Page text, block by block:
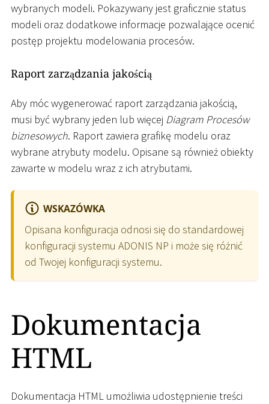
wybranych modeli. Pokazywany jest graficznie status
modeli oraz dodatkowe informacje pozwalające ocenić
postęp projektu modelowania procesów.
Raport zarządzania jakością
Aby móc wygenerować raport zarządzania jakością,
musi być wybrany jeden lub więcej Diagram Procesów
biznesowych. Raport zawiera grafikę modelu oraz
wybrane atrybuty modelu. Opisane są również obiekty
zawarte w modelu wraz z ich atrybutami.
WSKAZÓWKA
Opisana konfiguracja odnosi się do standardowej
konfiguracji systemu ADONIS NP i może się różnić
od Twojej konfiguracji systemu.
Dokumentacja
HTML
Dokumentacja HTML umożliwia udostępnienie treści